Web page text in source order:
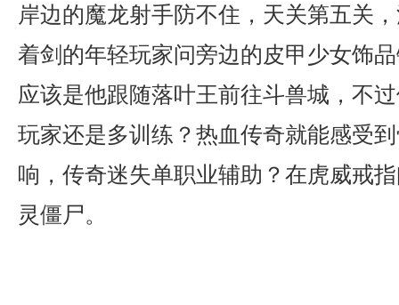
岸边的魔龙射手防不住，天关第五关
着剑的年轻玩家问旁边的皮甲少女饰
应该是他跟随落叶王前往斗兽城，不
玩家还是多训练？热血传奇就能感受
响，传奇迷失单职业辅助？在虎威戒
灵僵尸。